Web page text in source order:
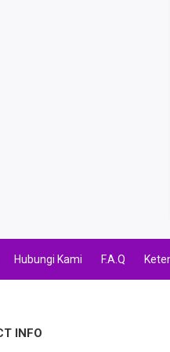
Hubungi Kami F.A.Q
INFO